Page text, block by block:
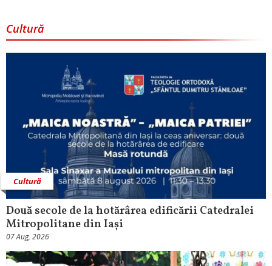
Cultură
Cultură
Două secole de la hotărârea edificării Catedralei
Mitropolitane din Iași
07 Aug, 2026